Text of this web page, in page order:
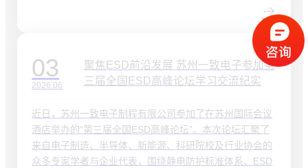
03
2026.06
聚焦ESD前沿发展 苏州一致电子参加第
三届全国ESD高峰论坛学习交流纪实
近日，苏州一致电子制程有限公司参加了在苏州国际会议
酒店举办的“第三届全国ESD高峰论坛”。本次论坛汇聚了
来自电子制造、半导体、新能源、科研院校及行业协会的
众多专家学者与企业代表，围绕静电防护标准体系、ESD